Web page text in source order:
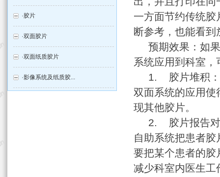
一方面节约传统
断参考，也能看
预期效果：如果
系统应用到科室
1. 胶片堆积：
双面系统的应用使
现其他胶片。
2. 胶片报告对
自助系统把患者
要把某个患者的胶
减少科室内医生工
·胶片
·双面胶片
·双面纸质胶片
·影像系统及纸质胶...